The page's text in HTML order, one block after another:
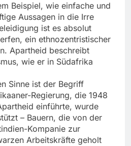
Beispiel, wie einfache und
Aussagen in die Irre
ist es absolut
ein ethnozentristischer
Apartheid beschreibt
wie er in Südafrika
Sinne ist der Begriff
Regierung, die 1948
einführte, wurde
– Bauern, die von der
Kompanie zur
Arbeitskräfte geholt